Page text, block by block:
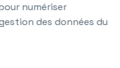
numériser
des données du